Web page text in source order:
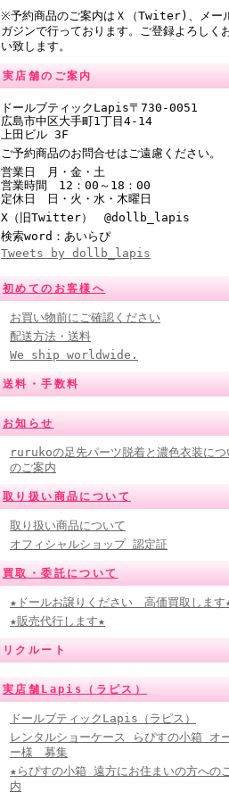
※予約商品のご案内はＸ（Twiter)、メー
ガジンで行っております。ご登録よろしく
い致します。
実店舗のご案内
ドールブティックLapis〒730-0051
広島市中区大手町1丁目4-14
上田ビル 3F
ご予約商品のお問合せはご遠慮ください。
営業日 月・金・土
営業時間
12：00～18：00
定休日 日・火・水・木曜日
X（旧Twitter） @dollb_lapis
検索word：あいらぴ
Tweets by dollb_lapis
初めてのお客様へ
お買い物前にご確認ください
配送方法・送料
We ship worldwide.
送料・手数料
お知らせ
rurukoの足先パーツ脱着と濃色衣装につ
のご案内
取り扱い商品について
取り扱い商品について
オフィシャルショップ 認定証
買取・委託について
★ドールお譲りください 高価買取します
★販売代行します★
リクルート
実店舗Lapis（ラピス）
ドールブティックLapis（ラピス）
レンタルショーケース らぴすの小箱 オ
ー様 募集
★らぴすの小箱 遠方にお住まいの方への
内